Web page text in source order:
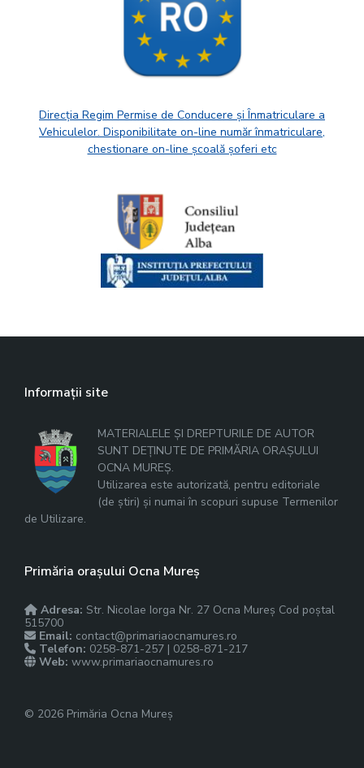
Direcția Regim Permise de Conducere și Înmatriculare a
Vehiculelor. Disponibilitate on-line număr înmatriculare,
chestionare on-line școală șoferi etc
Informații site
MATERIALELE ȘI DREPTURILE DE AUTOR
SUNT DEȚINUTE DE PRIMĂRIA ORAȘULUI
OCNA MUREȘ.
Utilizarea este autorizată, pentru editoriale
(de știri) și numai în scopuri supuse Termenilor
de Utilizare.
Primăria orașului Ocna Mureș
Adresa: Str. Nicolae Iorga Nr. 27 Ocna Mureș Cod poștal
515700
Email: contact@primariaocnamures.ro
Telefon: 0258-871-257 | 0258-871-217
Web: www.primariaocnamures.ro
© 2026 Primăria Ocna Mureș